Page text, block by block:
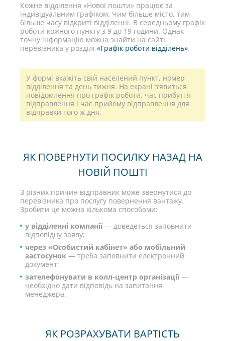
Кожне відділення «Нової пошти» працює за
індивідуальним графіком. Чим більше місто, тим
більше часу відкриті відділенні. В середньому графік
роботи кожного пункту з 9 до 19 години. Однак
точну інформацію можна знайти на сайті
перевізника у розділі «Графік роботи відділень».
У формі вкажіть свій населений пункт, номер
відділення та день тижня. На екрані з’явиться
повідомлення про графік роботи, час прибуття
відправлення і час прийому відправлення для
відправки того ж дня.
ЯК ПОВЕРНУТИ ПОСИЛКУ НАЗАД НА
НОВІЙ ПОШТІ
З різних причин відправник може звернутися до
перевізника про послугу повернення вантажу.
Зробити це можна кількома способами:
у відділенні компанії— доведеться заповнити
відповідну заяву;
через «Особистий кабінет» або мобільний
застосунок — треба заповнити електронний
документ;
зателефонувати в колл-центр організації—
необхідно дати відповідь на запитання
менеджера.
ЯК РОЗРАХУВАТИ ВАРТІСТЬ